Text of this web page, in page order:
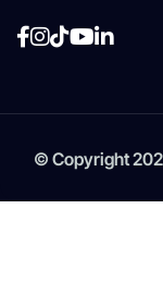
© Copyright